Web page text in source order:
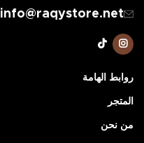
info@raqystore.net
روابط الهامة
المتجر
من نحن